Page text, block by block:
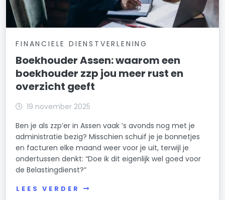
FINANCIELE DIENSTVERLENING
Boekhouder Assen: waarom een
boekhouder zzp jou meer rust en
overzicht geeft
19 november 2025
Ben je als zzp’er in Assen vaak ’s avonds nog met je
administratie bezig? Misschien schuif je je bonnetjes
en facturen elke maand weer voor je uit, terwijl je
ondertussen denkt: “Doe ik dit eigenlijk wel goed voor
de Belastingdienst?”
LEES VERDER